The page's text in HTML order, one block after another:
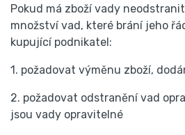
Pokud má zboží vady
množství vad, které brání jeho
kupující podnikatel:
1. požadovat výměnu zboží,
2. požadovat odstranění vad
jsou vady opravitelné